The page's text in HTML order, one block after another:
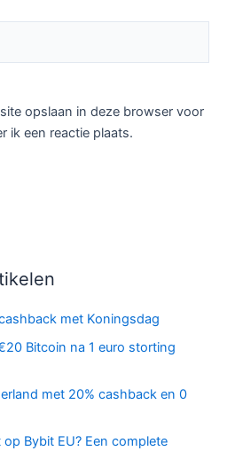
opslaan in deze browser voor
ik een reactie plaats.
met Koningsdag
Bitcoin na 1 euro storting
met 20% cashback en 0
Bybit EU? Een complete